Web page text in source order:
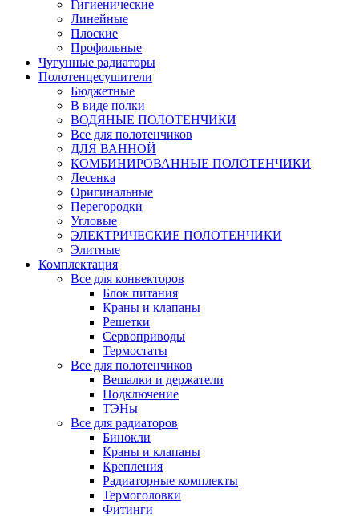
Гигиенические
Линейные
Плоские
Профильные
Чугунные радиаторы
Полотенцесушители
Бюджетные
В виде полки
ВОДЯНЫЕ ПОЛОТЕНЧИКИ
Все для полотенчиков
ДЛЯ ВАННОЙ
КОМБИНИРОВАННЫЕ ПОЛОТЕНЧИКИ
Лесенка
Оригинальные
Перегородки
Угловые
ЭЛЕКТРИЧЕСКИЕ ПОЛОТЕНЧИКИ
Элитные
Комплектация
Все для конвекторов
Блок питания
Краны и клапаны
Решетки
Сервоприводы
Термостаты
Все для полотенчиков
Вешалки и держатели
Подключение
ТЭНы
Все для радиаторов
Бинокли
Краны и клапаны
Крепления
Радиаторные комплекты
Термоголовки
Фитинги